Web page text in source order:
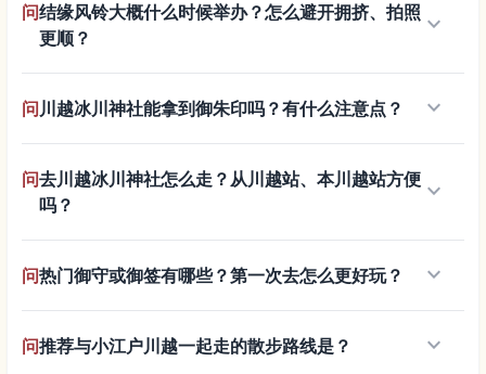
问结缘风铃大概什么时候举办？怎么避开拥挤、拍照
更顺？
keyboard_arrow_down
问川越冰川神社能拿到御朱印吗？有什么注意点？ keyboard_arrow_down
问去川越冰川神社怎么走？从川越站、本川越站方便
吗？
keyboard_arrow_down
问热门御守或御签有哪些？第一次去怎么更好玩？ keyboard_arrow_down
问推荐与小江户川越一起走的散步路线是？ keyboard_arrow_down